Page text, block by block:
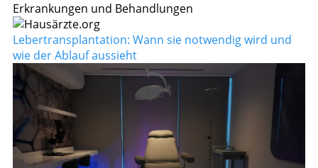
Erkrankungen und Behandlungen
Lebertransplantation: Wann sie notwendig wird und
wie der Ablauf aussieht